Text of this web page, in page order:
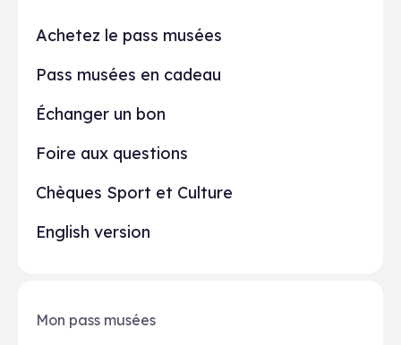
En pratique
Achetez le pass musées
Pass musées en cadeau
Échanger un bon
Foire aux questions
Chèques Sport et Culture
English version
Mon pass musées